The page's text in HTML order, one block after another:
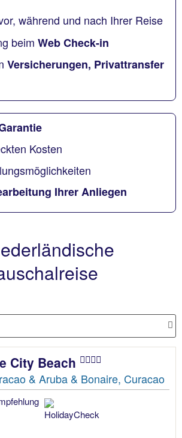
während und nach Ihrer Reise
beim Web Check-in
Versicherungen, Privattransfer
Kosten
Ihrer Anliegen
City Beach
& Aruba & Bonaire, Curacao